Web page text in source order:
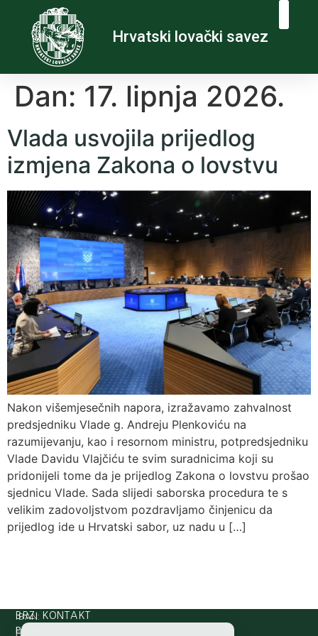
Hrvatski lovački savez
Dan: 17. lipnja 2026.
Vlada usvojila prijedlog
izmjena Zakona o lovstvu
Nakon višemjesečnih napora, izražavamo zahvalnost
predsjedniku Vlade g. Andreju Plenkoviću na
razumijevanju, kao i resornom ministru, potpredsjedniku
Vlade Davidu Vlajčiću te svim suradnicima koji su
pridonijeli tome da je prijedlog Zakona o lovstvu prošao
sjednicu Vlade. Sada slijedi saborska procedura te s
velikim zadovoljstvom pozdravljamo činjenicu da
prijedlog ide u Hrvatski sabor, uz nadu u […]
HRVATSKI
IBAN:
HR8124020061100501497
BRZI KONTAKT
Prijava štete: